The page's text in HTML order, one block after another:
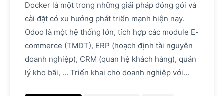
Docker là một trong những giải pháp đóng gói và
cài đặt có xu hướng phát triển mạnh hiện nay.
Odoo là một hệ thống lớn, tích hợp các module E-
commerce (TMDT), ERP (hoạch định tài nguyên
doanh nghiệp), CRM (quan hệ khách hàng), quản
lý kho bãi, … Triển khai cho doanh nghiệp với…